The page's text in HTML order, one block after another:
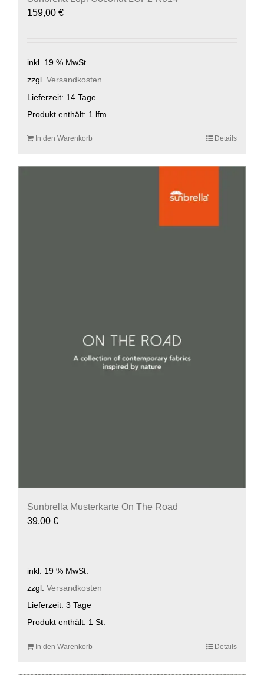
159,00 €
inkl. 19 % MwSt.
zzgl. Versandkosten
Lieferzeit: 14 Tage
Produkt enthält: 1 lfm
In den Warenkorb Details
Sunbrella Musterkarte On The Road
39,00 €
inkl. 19 % MwSt.
zzgl. Versandkosten
Lieferzeit: 3 Tage
Produkt enthält: 1 St.
In den Warenkorb Details